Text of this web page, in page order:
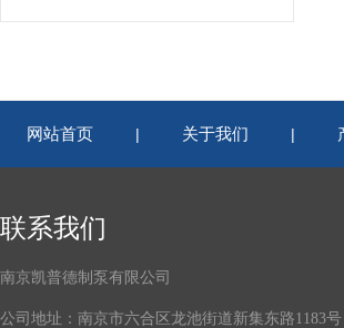
网站首页 | 关于我们 |
联系我们
南京凯普德制泵有限公司
公司地址：南京市六合区龙池街道新集东路1183